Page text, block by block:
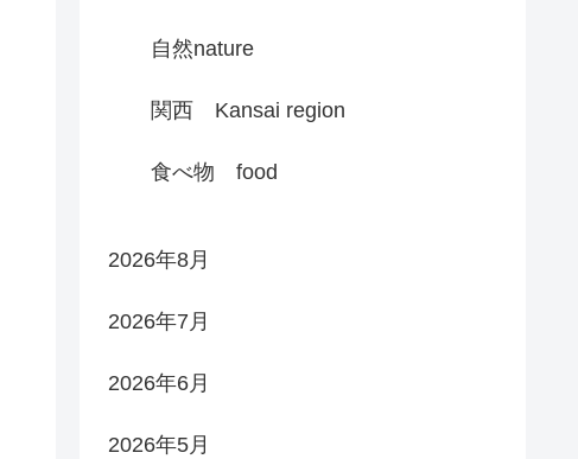
自然nature
関西 Kansai region
食べ物 food
2026年8月
2026年7月
2026年6月
2026年5月